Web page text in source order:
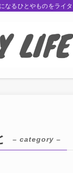
なるひとやものをライ
– category –